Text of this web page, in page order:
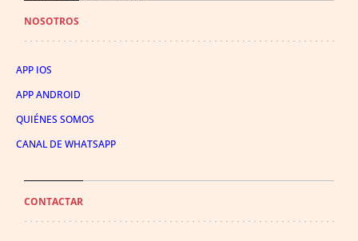
NOSOTROS
APP IOS
APP ANDROID
QUIÉNES SOMOS
CANAL DE WHATSAPP
CONTACTAR